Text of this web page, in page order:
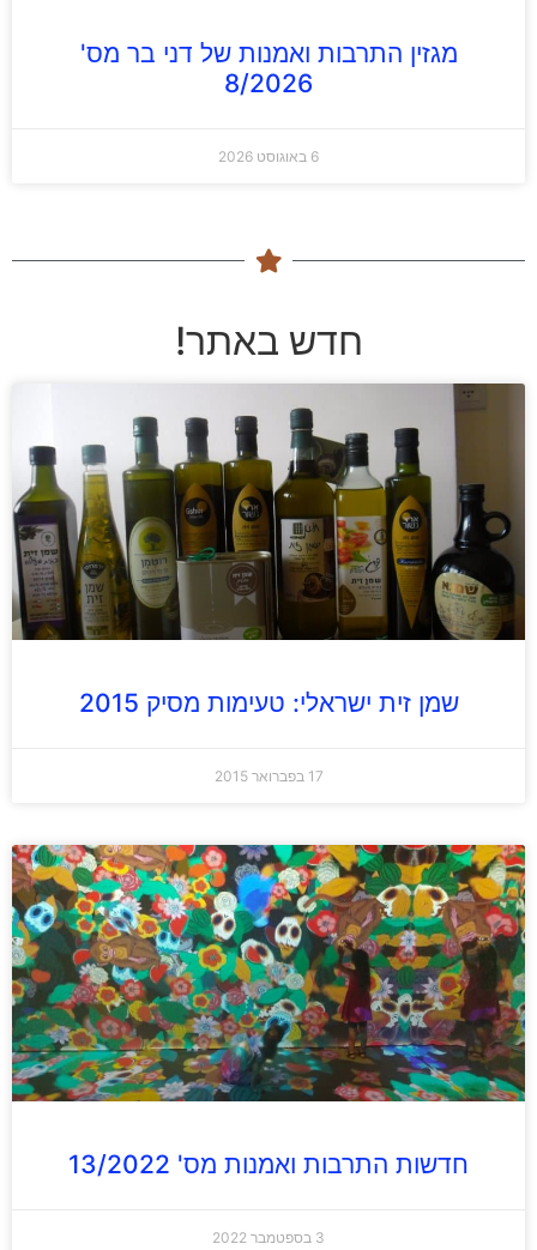
מגזין התרבות ואמנות של דני בר מס'
8/2026
6 באוגוסט 2026
חדש באתר!
שמן זית ישראלי: טעימות מסיק 2015
17 בפברואר 2015
חדשות התרבות ואמנות מס' 13/2022
3 בספטמבר 2022